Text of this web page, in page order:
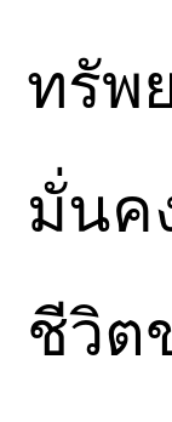
ทรัพ
มั่นค
ชีวิต